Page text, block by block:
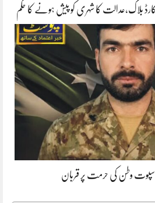
کارڈ بلاک،عدالت کا شہری کو پیش ہونے کا حکم
سپوت وطن کی حرمت پر قربان